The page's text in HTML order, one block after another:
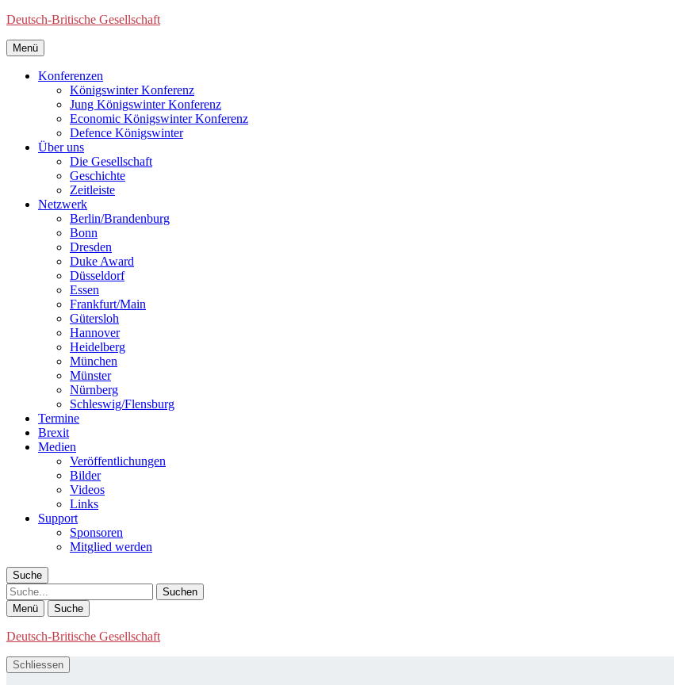
Deutsch-Britische Gesellschaft
Menü
Konferenzen
Königswinter Konferenz
Jung Königswinter Konferenz
Economic Königswinter Konferenz
Defence Königswinter
Über uns
Die Gesellschaft
Geschichte
Zeitleiste
Netzwerk
Berlin/Brandenburg
Bonn
Dresden
Duke Award
Düsseldorf
Essen
Frankfurt/Main
Gütersloh
Hannover
Heidelberg
München
Münster
Nürnberg
Schleswig/Flensburg
Termine
Brexit
Medien
Veröffentlichungen
Bilder
Videos
Links
Support
Sponsoren
Mitglied werden
Suche
Suche
Menü Suche
Deutsch-Britische Gesellschaft
Schliessen